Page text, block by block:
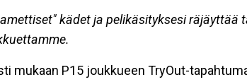
kädet ja pelikäsityksesi räjäyttää
mukaan P15 joukkueen TryOut-